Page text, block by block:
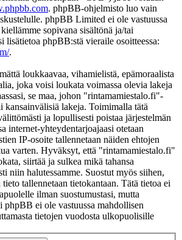
. phpBB-ohjelmisto luo vain
phpBB Limited ei ole vastuussa
sopivana sisältönä ja/tai
lisätietoa phpBB:stä vieraile osoitteessa:
.
loukkaavaa, vihamielistä, epämoraalista
joka voisi loukata voimassa olevia lakeja
se maa, johon "rintamamiestalo.fi"-
kansainvälisiä lakeja. Toimimalla tätä
ja lopullisesti poistaa järjestelmän
internet-yhteydentarjoajaasi otetaan
IP-osoite tallennetaan näiden ehtojen
varten. Hyväksyt, että "rintamamiestalo.fi"
siirtää ja sulkea mikä tahansa
niin halutessamme. Suostut myös siihen,
tallennetaan tietokantaan. Tätä tietoa ei
ilman suostumustasi, mutta
ei ole vastuussa mahdollisen
tietojen vuodosta ulkopuolisille